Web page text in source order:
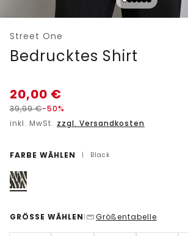
Street One
Bedrucktes Shirt
20,00 €
39,99€-50%
inkl. MwSt. zzgl. Versandkosten
FARBE WÄHLEN | Black
GRÖSSE WÄHLEN | Größentabelle